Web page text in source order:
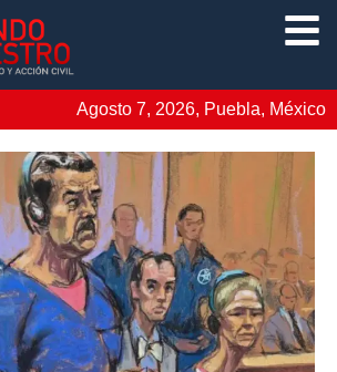
Agosto 7, 2026, Puebla, México